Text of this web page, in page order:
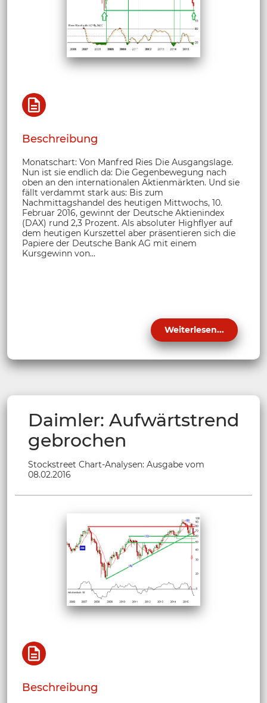
Beschreibung
Monatschart: Von Manfred Ries Die Ausgangslage.
Nun ist sie endlich da: Die Gegenbewegung nach
oben an den internationalen Aktienmärkten. Und sie
fällt verdammt stark aus: Bis zum
Nachmittagshandel des heutigen Mittwochs, 10.
Februar 2016, gewinnt der Deutsche Aktienindex
(DAX) rund 2,3 Prozent. Als absoluter Highflyer auf
dem heutigen Kurszettel aber präsentieren sich die
Papiere der Deutsche Bank AG mit einem
Kursgewinn von...
Weiterlesen...
Daimler: Aufwärtstrend
gebrochen
Stockstreet Chart-Analysen: Ausgabe vom
08.02.2016
Beschreibung